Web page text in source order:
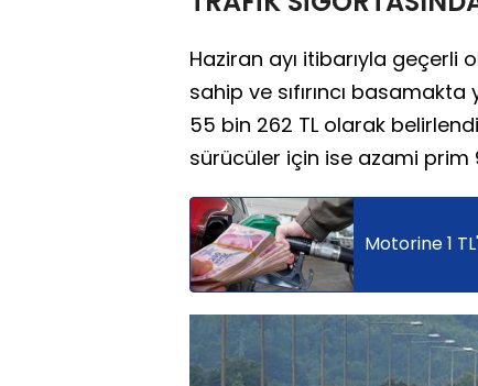
Haziran ayı itibarıyla
sahip ve sıfırıncı
55 bin 262 TL olarak
sürücüler için ise azami prim
Motorine 1